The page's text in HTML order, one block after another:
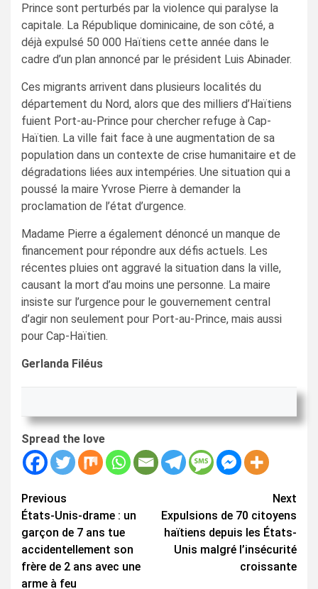
Prince sont perturbés par la violence qui paralyse la
capitale. La République dominicaine, de son côté, a
déjà expulsé 50 000 Haïtiens cette année dans le
cadre d’un plan annoncé par le président Luis Abinader.
Ces migrants arrivent dans plusieurs localités du
département du Nord, alors que des milliers d’Haïtiens
fuient Port-au-Prince pour chercher refuge à Cap-
Haïtien. La ville fait face à une augmentation de sa
population dans un contexte de crise humanitaire et de
dégradations liées aux intempéries. Une situation qui a
poussé la maire Yvrose Pierre à demander la
proclamation de l’état d’urgence.
Madame Pierre a également dénoncé un manque de
financement pour répondre aux défis actuels. Les
récentes pluies ont aggravé la situation dans la ville,
causant la mort d’au moins une personne. La maire
insiste sur l’urgence pour le gouvernement central
d’agir non seulement pour Port-au-Prince, mais aussi
pour Cap-Haïtien.
Gerlanda Filéus
Spread the love
Continue
Reading
Previous
États-Unis-drame : un
garçon de 7 ans tue
accidentellement son
frère de 2 ans avec une
arme à feu
Next
Expulsions de 70 citoyens
haïtiens depuis les États-
Unis malgré l’insécurité
croissante